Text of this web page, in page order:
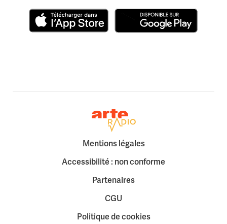
Retour à la page d'accueil
Mentions légales
Accessibilité : non conforme
Partenaires
CGU
Politique de cookies